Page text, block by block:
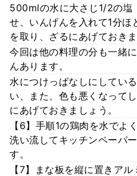
500mlの水に大さじ1/2の塩
せ、いんげんを入れて1分ほ
を取り、ざるにあげておきま
今回は他の料理の分も一緒
んあります。
水につけっぱなしにしてい
い、また、色も悪くなって
にあげておきましょう。
【6】手順1の鶏肉を水でよ
洗い流してキッチンペーパ
す。
【7】まな板を縦に置きア